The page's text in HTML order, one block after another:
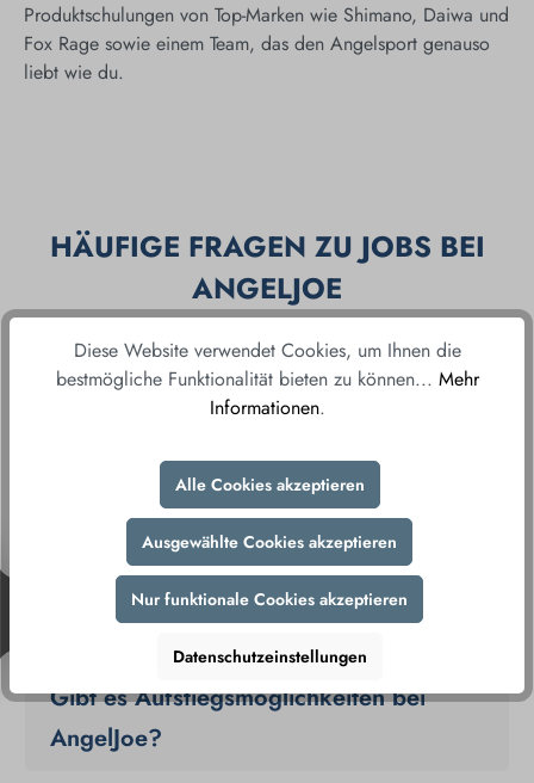
Produktschulungen von Top-Marken wie Shimano, Daiwa und
Fox Rage sowie einem Team, das den Angelsport genauso
liebt wie du.
HÄUFIGE FRAGEN ZU JOBS BEI
ANGELJOE
Muss ich Angelerfahrung haben um bei
AngelJoe zu arbeiten?
An welchen Standorten gibt es offene
Wie läuft der Bewerbungsprozess ab?
Gibt es Aufstiegsmöglichkeiten bei
AngelJoe?
Diese Website verwendet Cookies, um Ihnen die
bestmögliche Funktionalität bieten zu können... Mehr
Informationen.
Alle Cookies akzeptieren
Ausgewählte Cookies akzeptieren
Nur funktionale Cookies akzeptieren
Datenschutzeinstellungen